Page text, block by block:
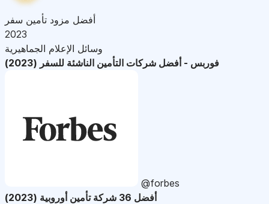
أفضل مزود تأمين سفر
2023
وسائل الإعلام الجماهيرية
فوربس - أفضل شركات التأمين الناشئة للسفر (2023)
@forbes
أفضل 36 شركة تأمين أوروبية (2023)